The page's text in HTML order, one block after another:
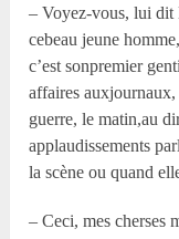
– Voyez-vous, lui dit
cebeau jeune
c’est sonpremier
affaires
guerre, le matin,au
applaudissements
la scène ou quand
– Ceci, mes cherses